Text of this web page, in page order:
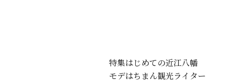
特集
モデ
はじめての近江八幡
はちまん観光ライター